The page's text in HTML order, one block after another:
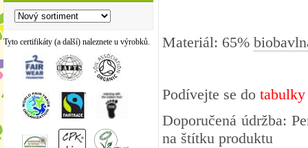
Tyto certifikáty (a další) naleznete u výrobků. Materiál: 65%
Podívejte se do
Doporučená údržba:
na štítku produktu